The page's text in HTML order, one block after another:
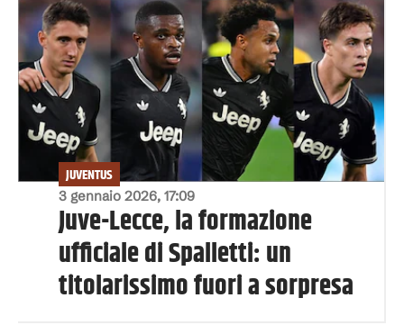
3 gennaio 2026, 17:09
JUVENTUS
Juve-Lecce, la formazione
ufficiale di Spalletti: un
titolarissimo fuori a sorpresa